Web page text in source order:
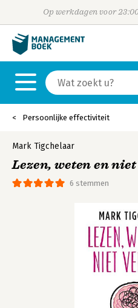
Op werkdagen voor
Persoonlijke effectiviteit
6 stemmen
Mark Tigchelaar
Lezen, weten en